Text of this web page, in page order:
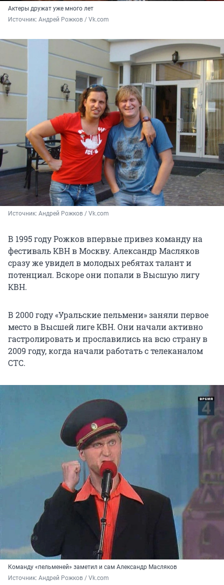
Актеры дружат уже много лет
Источник: Андрей Рожков / Vk.com
Источник: Андрей Рожков / Vk.com
В 1995 году Рожков впервые привез команду на
фестиваль КВН в Москву. Александр Масляков
сразу же увидел в молодых ребятах талант и
потенциал. Вскоре они попали в Высшую лигу
КВН.
В 2000 году «Уральские пельмени» заняли первое
место в Высшей лиге КВН. Они начали активно
гастролировать и прославились на всю страну в
2009 году, когда начали работать с телеканалом
СТС.
Команду «пельменей» заметил и сам Александр Масляков
Источник: Андрей Рожков / Vk.com